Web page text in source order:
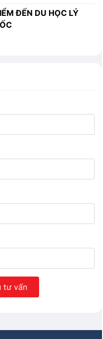
ĐẾN DU HỌC LÝ